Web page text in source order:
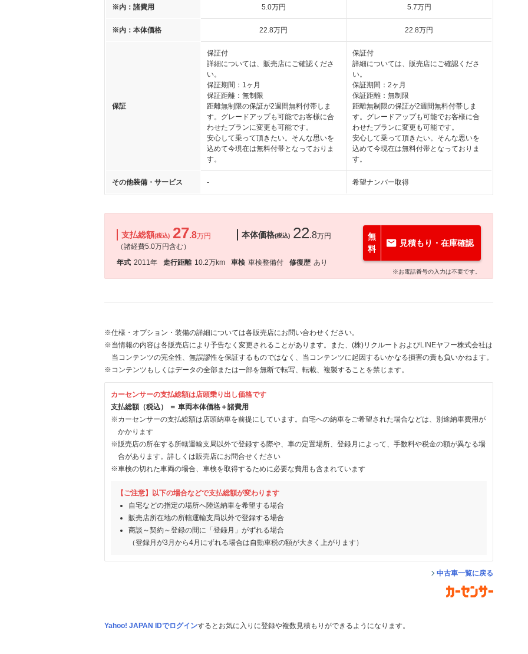
※内：諸費用 5.0万円 5.7万円
※内：本体価格 22.8万円 22.8万円
保証
保証付
詳細については、販売店にご確認くださ
い。
保証期間：1ヶ月
保証距離：無制限
距離無制限の保証が2週間無料付帯しま
す。グレードアップも可能でお客様に合
わせたプランに変更も可能です。
安心して乗って頂きたい。そんな思いを
込めて今現在は無料付帯となっておりま
す。
保証付
詳細については、販売店にご確認くださ
い。
保証期間：2ヶ月
保証距離：無制限
距離無制限の保証が2週間無料付帯しま
す。グレードアップも可能でお客様に合
わせたプランに変更も可能です。
安心して乗って頂きたい。そんな思いを
込めて今現在は無料付帯となっておりま
す。
その他装備・サービス - 希望ナンバー取得
支払総額(税込) 27.8万円
（諸経費5.0万円含む）
本体価格(税込) 22.8万円
年式 2011年 走行距離 10.2万km 車検 車検整備付 修復歴 あり
無
料
見積もり・在庫確認
※お電話番号の入力は不要です。
※仕様・オプション・装備の詳細については各販売店にお問い合わせください。
※当情報の内容は各販売店により予告なく変更されることがあります。また、(株)リクルートおよびLINEヤフー株式会社は
当コンテンツの完全性、無誤謬性を保証するものではなく、当コンテンツに起因するいかなる損害の責も負いかねます。
※コンテンツもしくはデータの全部または一部を無断で転写、転載、複製することを禁じます。
カーセンサーの支払総額は店頭乗り出し価格です
支払総額（税込） ＝ 車両本体価格＋諸費用
※カーセンサーの支払総額は店頭納車を前提にしています。自宅への納車をご希望された場合などは、別途納車費用が
かかります
※販売店の所在する所轄運輸支局以外で登録する際や、車の定置場所、登録月によって、手数料や税金の額が異なる場
合があります。詳しくは販売店にお問合せください
※車検の切れた車両の場合、車検を取得するために必要な費用も含まれています
【ご注意】以下の場合などで支払総額が変わります
自宅などの指定の場所へ陸送納車を希望する場合
販売店所在地の所轄運輸支局以外で登録する場合
商談～契約～登録の間に「登録月」がずれる場合
（登録月が3月から4月にずれる場合は自動車税の額が大きく上がります）
中古車一覧に戻る
Yahoo! JAPAN IDでログインするとお気に入りに登録や複数見積もりができるようになります。